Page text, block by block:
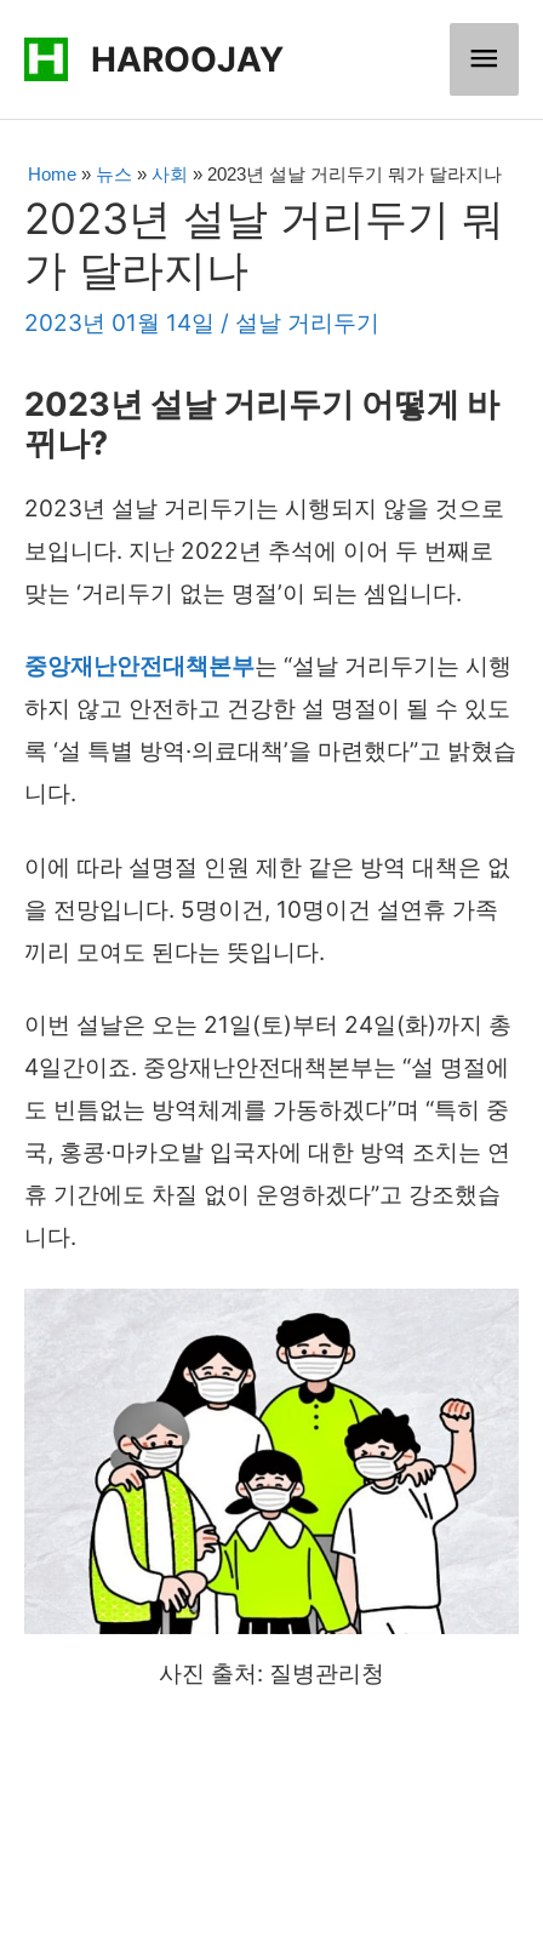
HAROOJAY
메
인
메
뉴
Home » 뉴스 » 사회 » 2023년 설날 거리두기 뭐가 달라지나
2023년 설날 거리두기 뭐
가 달라지나
2023년 01월 14일 / 설날 거리두기
2023년 설날 거리두기 어떻게 바
뀌나?
2023년 설날 거리두기는 시행되지 않을 것으로
보입니다. 지난 2022년 추석에 이어 두 번째로
맞는 ‘거리두기 없는 명절’이 되는 셈입니다.
중앙재난안전대책본부는 “설날 거리두기는 시행
하지 않고 안전하고 건강한 설 명절이 될 수 있도
록 ‘설 특별 방역·의료대책’을 마련했다”고 밝혔습
니다.
이에 따라 설명절 인원 제한 같은 방역 대책은 없
을 전망입니다. 5명이건, 10명이건 설연휴 가족
끼리 모여도 된다는 뜻입니다.
이번 설날은 오는 21일(토)부터 24일(화)까지 총
4일간이죠. 중앙재난안전대책본부는 “설 명절에
도 빈틈없는 방역체계를 가동하겠다”며 “특히 중
국, 홍콩·마카오발 입국자에 대한 방역 조치는 연
휴 기간에도 차질 없이 운영하겠다”고 강조했습
니다.
사진 출처: 질병관리청